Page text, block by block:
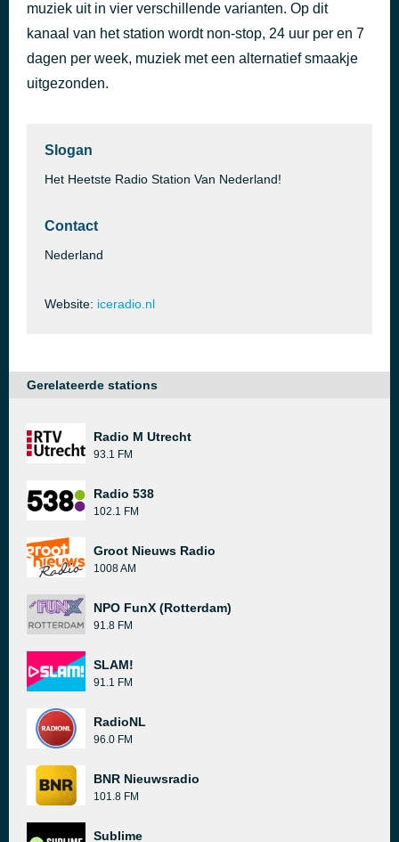
Eagle-Eye-Cherry 2 uur geleden
muziek uit in vier verschillende varianten. Op dit
kanaal van het station wordt non-stop, 24 uur per en 7
dagen per week, muziek met een alternatief smaakje
uitgezonden.
Slogan
Het Heetste Radio Station Van Nederland!
Contact
Nederland
Website: iceradio.nl
Gerelateerde stations
Radio M Utrecht
93.1 FM
Radio 538
102.1 FM
Groot Nieuws Radio
1008 AM
NPO FunX (Rotterdam)
91.8 FM
SLAM!
91.1 FM
RadioNL
96.0 FM
BNR Nieuwsradio
101.8 FM
Sublime